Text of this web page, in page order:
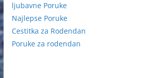
ljubavne Poruke
Najlepse Poruke
Cestitka za Rodendan
Poruke za rodendan